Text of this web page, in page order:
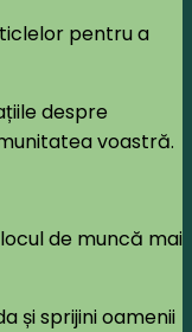
pentru a
despre
voastră.
de muncă mai
și sprijini oamenii